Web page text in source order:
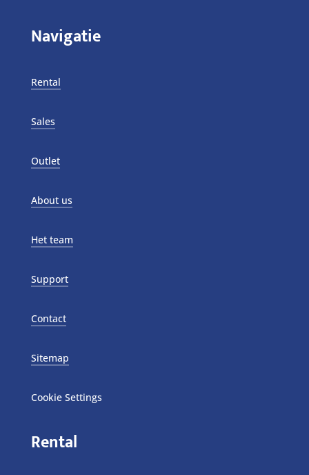
Navigatie
Rental
Sales
Outlet
About us
Het team
Support
Contact
Sitemap
Cookie Settings
Rental